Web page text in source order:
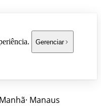
Gerenciar
· Manaus